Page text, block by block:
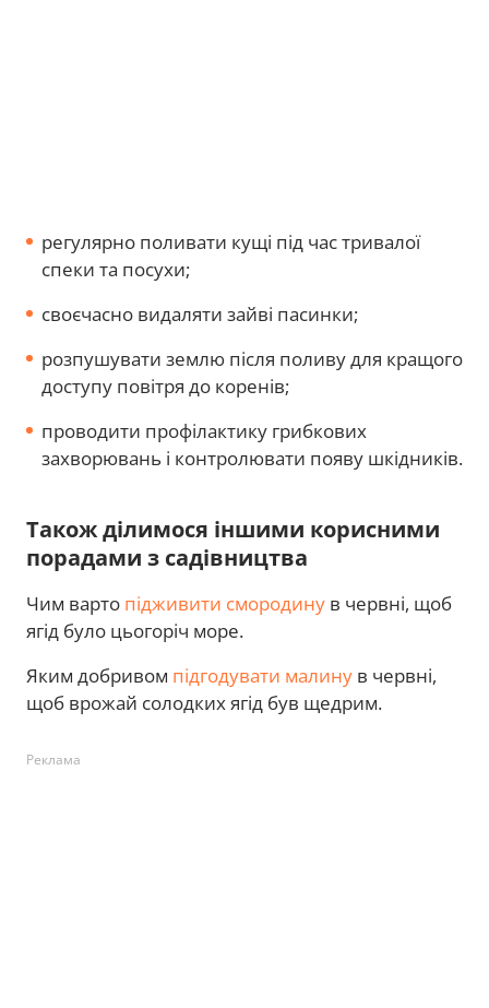
регулярно поливати кущі під час тривалої
спеки та посухи;
своєчасно видаляти зайві пасинки;
розпушувати землю після поливу для кращого
доступу повітря до коренів;
проводити профілактику грибкових
захворювань і контролювати появу шкідників.
Також ділимося іншими корисними
порадами з садівництва
Чим варто підживити смородину в червні, щоб
ягід було цьогоріч море.
Яким добривом підгодувати малину в червні,
щоб врожай солодких ягід був щедрим.
Реклама